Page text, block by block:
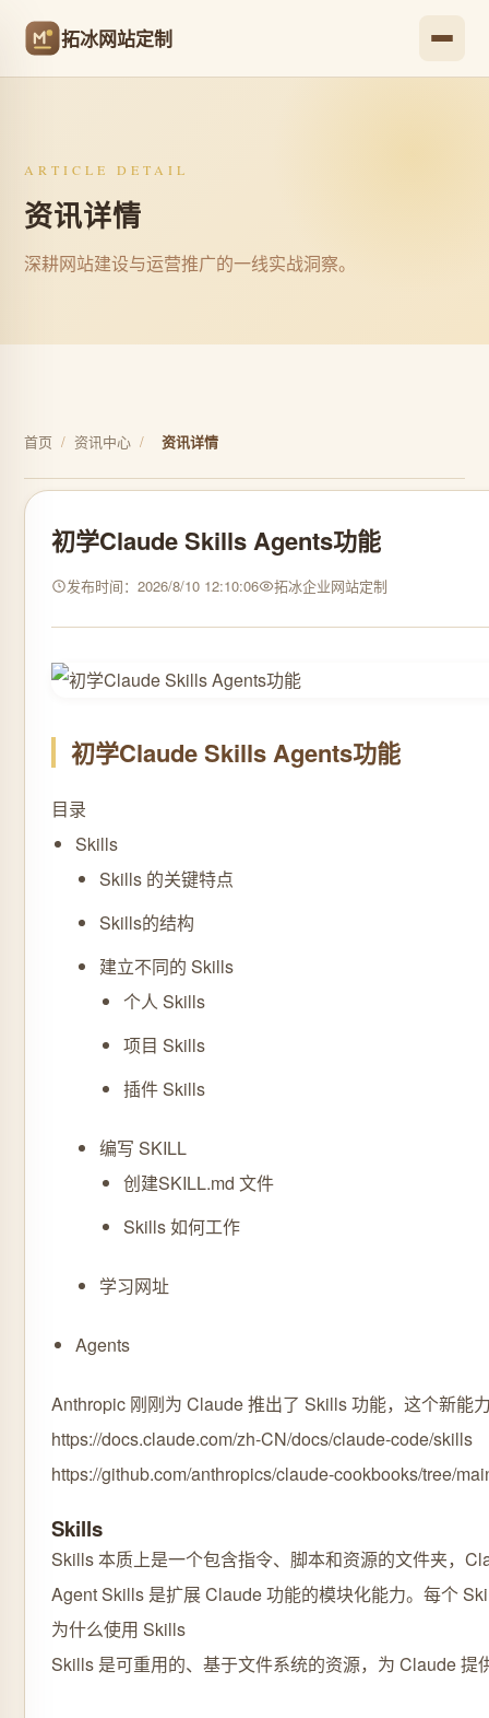
拓冰网站定制
ARTICLE DETAIL
资讯详情
深耕网站建设与运营推广的一线实战洞察。
首页 / 资讯中心 / 资讯详情
初学Claude Skills Agents功能
发布时间：2026/8/10 12:10:06 拓冰企业网站定制
初学Claude Skills Agents功能
目录
Skills
Skills 的关键特点
Skills的结构
建立不同的 Skills
个人 Skills
项目 Skills
插件 Skills
编写 SKILL
创建SKILL.md 文件
Skills 如何工作
学习网址
Agents
Anthropic 刚刚为 Claude 推出了 Skills 功能，这个新能
https://docs.claude.com/zh-CN/docs/claude-code/skills
https://github.com/anthropics/claude-cookbooks/tree/
Skills
Skills 本质上是一个包含指令、脚本和资源的文件夹，
Agent Skills 是扩展 Claude 功能的模块化能力。每个
为什么使用 Skills
Skills 是可重用的、基于文件系统的资源，为 Claude